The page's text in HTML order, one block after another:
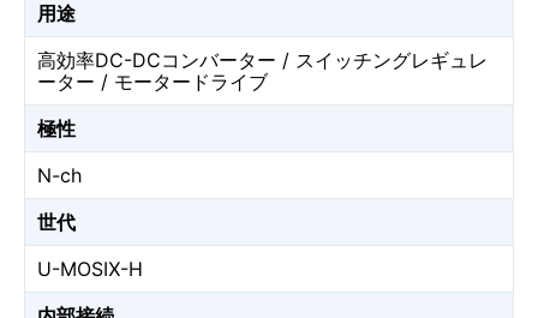
用途
高効率DC-DCコンバーター / スイッチングレギュレ
ーター / モータードライブ
極性
N-ch
世代
U-MOSⅨ-H